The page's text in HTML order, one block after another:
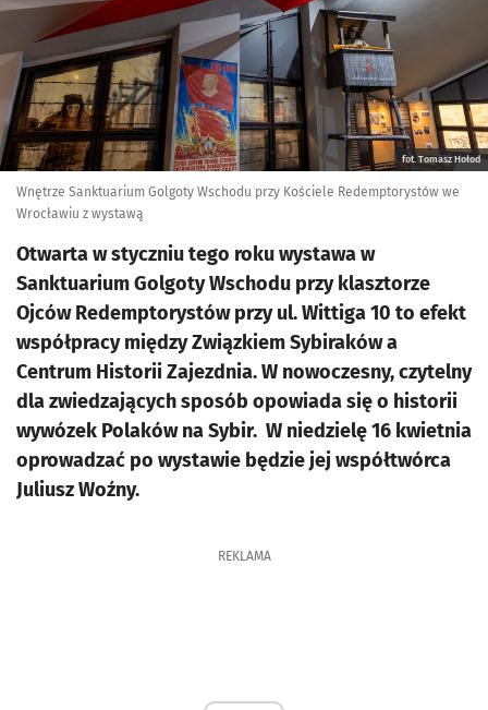
fot. Tomasz Hołod
Wnętrze Sanktuarium Golgoty Wschodu przy Kościele Redemptorystów we
Wrocławiu z wystawą
Otwarta w styczniu tego roku wystawa w
Sanktuarium Golgoty Wschodu przy klasztorze
Ojców Redemptorystów przy ul. Wittiga 10 to efekt
współpracy między Związkiem Sybiraków a
Centrum Historii Zajezdnia. W nowoczesny, czytelny
dla zwiedzających sposób opowiada się o historii
wywózek Polaków na Sybir. W niedzielę 16 kwietnia
oprowadzać po wystawie będzie jej współtwórca
Juliusz Woźny.
REKLAMA